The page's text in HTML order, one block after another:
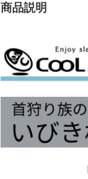
商品説明